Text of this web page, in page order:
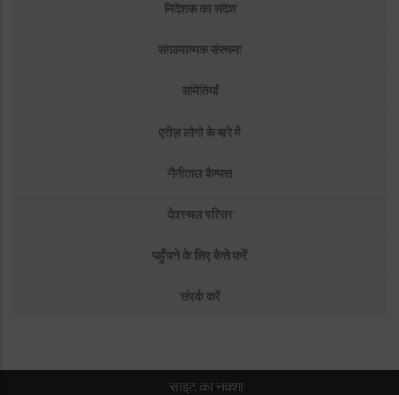
निदेशक का संदेश
संगठनात्मक संरचना
समितियाँ
एरीज़ लोगो के बारे में
नैनीताल कैम्पस
देवस्थल परिसर
पहुँचने के लिए कैसे करें
संपर्क करें
साइट का नक्शा